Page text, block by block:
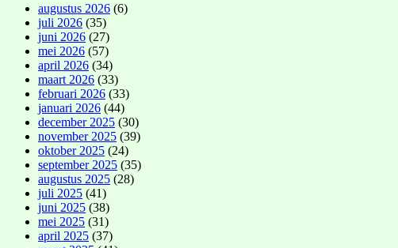
augustus 2026 (6)
juli 2026 (35)
juni 2026 (27)
mei 2026 (57)
april 2026 (34)
maart 2026 (33)
februari 2026 (33)
januari 2026 (44)
december 2025 (30)
november 2025 (39)
oktober 2025 (24)
september 2025 (35)
augustus 2025 (28)
juli 2025 (41)
juni 2025 (38)
mei 2025 (31)
april 2025 (37)